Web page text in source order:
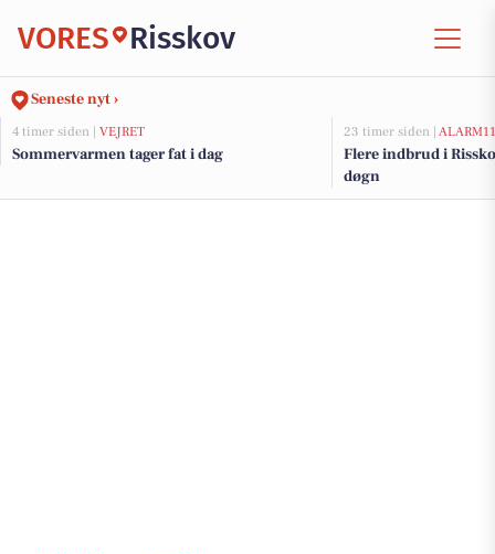
VORES Risskov
Seneste nyt ›
4 timer siden | VEJRET
Sommervarmen tager fat i dag
23 timer siden |
Flere indbrud i
døgn